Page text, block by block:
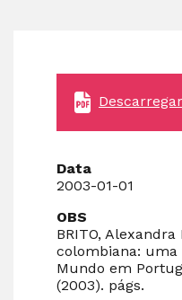
Data
2003-01-01
OBS
BRITO,
colombiana: uma
Mundo em
(2003). págs.